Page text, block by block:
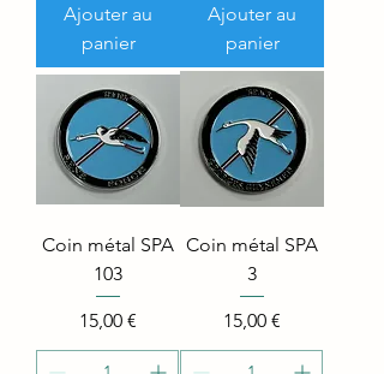
Ajouter au
panier
Ajouter au
panier
Coin métal SPA
103
Price
15,00 €
Coin métal SPA
3
Price
15,00 €